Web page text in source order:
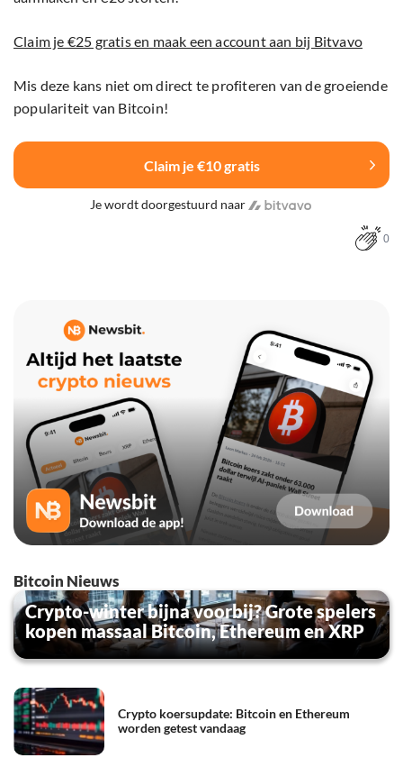
Claim je €25 gratis en maak een account aan bij Bitvavo
Mis deze kans niet om direct te profiteren van de groeiende
populariteit van Bitcoin!
Claim je €10 gratis
Je wordt doorgestuurd naar
0
Bitcoin Nieuws
Crypto-winter bijna voorbij? Grote spelers
kopen massaal Bitcoin, Ethereum en XRP
Crypto koersupdate: Bitcoin en Ethereum
worden getest vandaag